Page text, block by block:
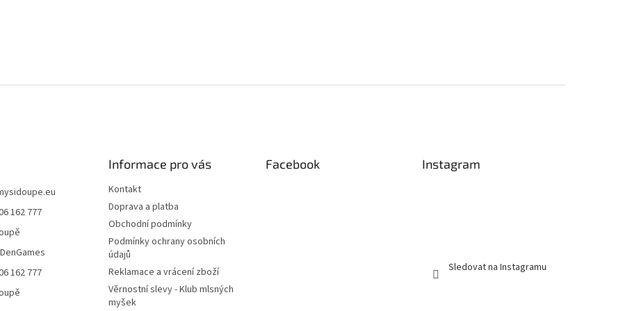
162 777
162 777
Informace pro vás
Kontakt
Doprava a platba
Obchodní podmínky
Podmínky ochrany osobních
údajů
Reklamace a vrácení zboží
Věrnostní slevy - Klub mlsných
myšek
Facebook Instagram
Sledovat na Instagramu